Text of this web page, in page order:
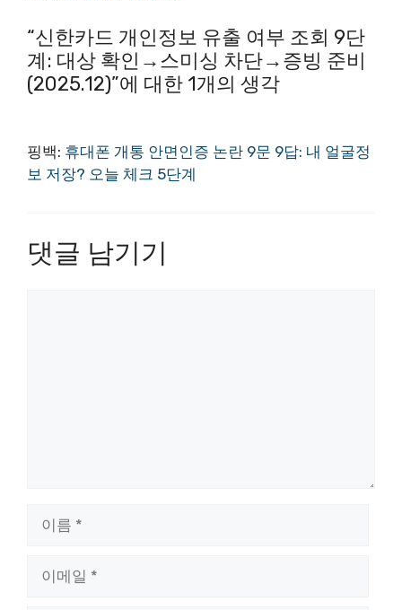
“신한카드 개인정보 유출 여부 조회 9단
계: 대상 확인→스미싱 차단→증빙 준비
(2025.12)”에 대한 1개의 생각
핑백: 휴대폰 개통 안면인증 논란 9문 9답: 내 얼굴정
보 저장? 오늘 체크 5단계
댓글 남기기